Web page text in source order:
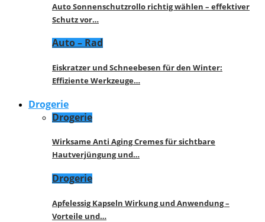
Auto Sonnenschutzrollo richtig wählen – effektiver
Schutz vor…
Auto – Rad
Eiskratzer und Schneebesen für den Winter:
Effiziente Werkzeuge…
Drogerie
Drogerie
Wirksame Anti Aging Cremes für sichtbare
Hautverjüngung und…
Drogerie
Apfelessig Kapseln Wirkung und Anwendung –
Vorteile und…